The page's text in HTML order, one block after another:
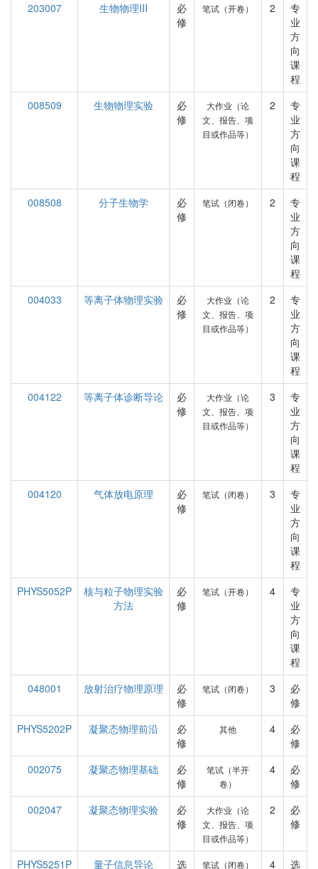
203007
生物物理III
必
修
笔试（开卷） 2
专
业
方
向
课
程
008509
生物物理实验
必
修
大作业（论
文、报告、项
目或作品等）
2
专
业
方
向
课
程
008508
分子生物学
必
修
笔试（闭卷） 2
专
业
方
向
课
程
004033
等离子体物理实验
必
修
大作业（论
文、报告、项
目或作品等）
2
专
业
方
向
课
程
004122
等离子体诊断导论
必
修
大作业（论
文、报告、项
目或作品等）
3
专
业
方
向
课
程
004120
气体放电原理
必
修
笔试（闭卷） 3
专
业
方
向
课
程
PHYS5052P
核与粒子物理实验
方法
必
修
笔试（开卷） 4
专
业
方
向
课
程
048001
放射治疗物理原理
必
修
笔试（闭卷） 3
必
修
PHYS5202P
凝聚态物理前沿
必
修
其他 4
必
修
002075
凝聚态物理基础
必
修
笔试（半开
卷）
4
必
修
002047
凝聚态物理实验
必
修
大作业（论
文、报告、项
目或作品等）
2
必
修
PHYS5251P 量子信息导论 选 笔试（闭卷） 4 选